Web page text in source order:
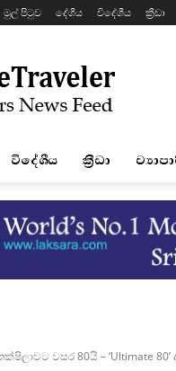
මුල් පිටුව දේශීය විදේශීය ක්‍රීඩා
විදේශීය ක්‍රීඩා
වසර 80යි – ‘Ultimate 80’